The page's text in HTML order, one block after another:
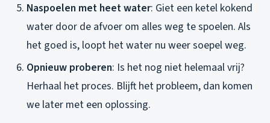
Naspoelen met heet water: Giet een ketel kokend
water door de afvoer om alles weg te spoelen. Als
het goed is, loopt het water nu weer soepel weg.
Opnieuw proberen: Is het nog niet helemaal vrij?
Herhaal het proces. Blijft het probleem, dan komen
we later met een oplossing.